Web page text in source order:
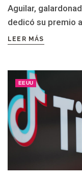
Aguilar,
dedicó su premio
LEER MÁS
EEUU